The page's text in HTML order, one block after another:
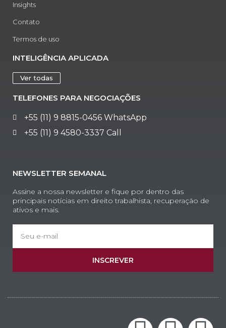
Insights
Contato
Termos de uso
INTELIGÊNCIA APLICADA
Ver todas
TELEFONES PARA NEGOCIAÇÕES
+55 (11) 9 8815-0456 WhatsApp
+55 (11) 9 4580-3337 Call
NEWSLETTER SEMANAL
Assine a nossa newsletter e fique por dentro das
principais notícias em direito trabalhista, recuperação de
ativos e mais.
INSCREVER